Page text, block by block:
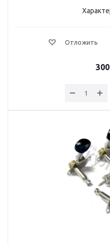
Отложить
300